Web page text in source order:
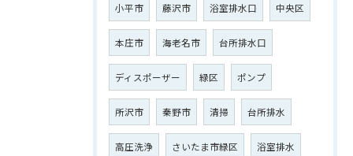
小平市 藤沢市 浴室排水口 中央区
本庄市 海老名市 台所排水口
ディスポーザー 緑区 ポンプ
所沢市 秦野市 清掃 台所排水
高圧洗浄 さいたま市緑区 浴室排水